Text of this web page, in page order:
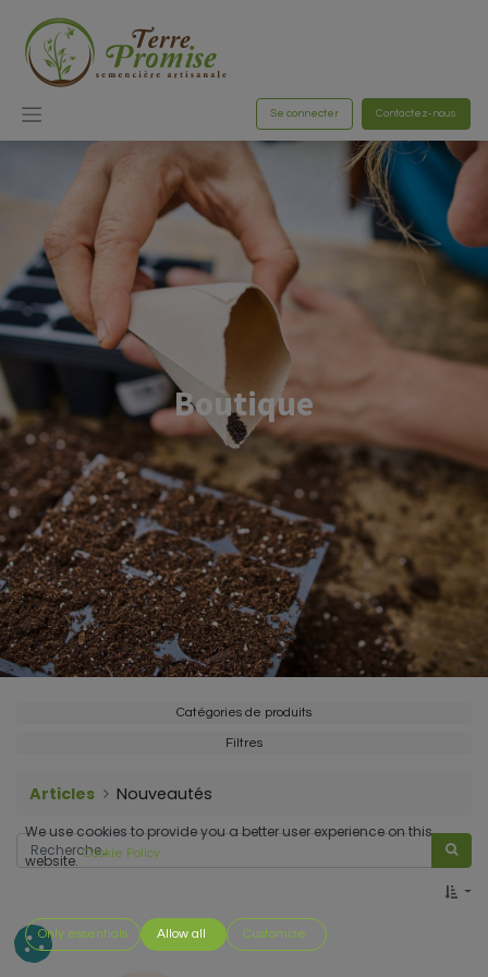
Se connecter Contactez-nous
Boutique
Catégories de produits
Filtres
Articles Nouveautés
We use cookies to provide you a better user experience on this
website. Cookie Policy
Only essentials Allow all Customize